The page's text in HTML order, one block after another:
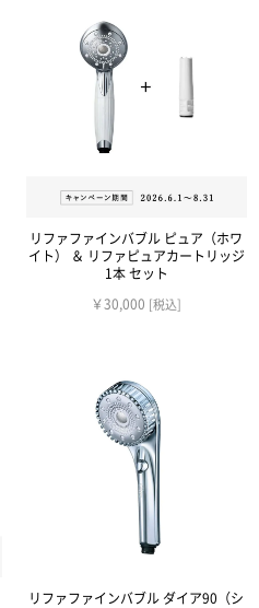
リファファインバブル ピュア（ホワ
イト） ＆ リファピュアカートリッジ
1本 セット
￥30,000 [税込]
リファファインバブル ダイア90（シ